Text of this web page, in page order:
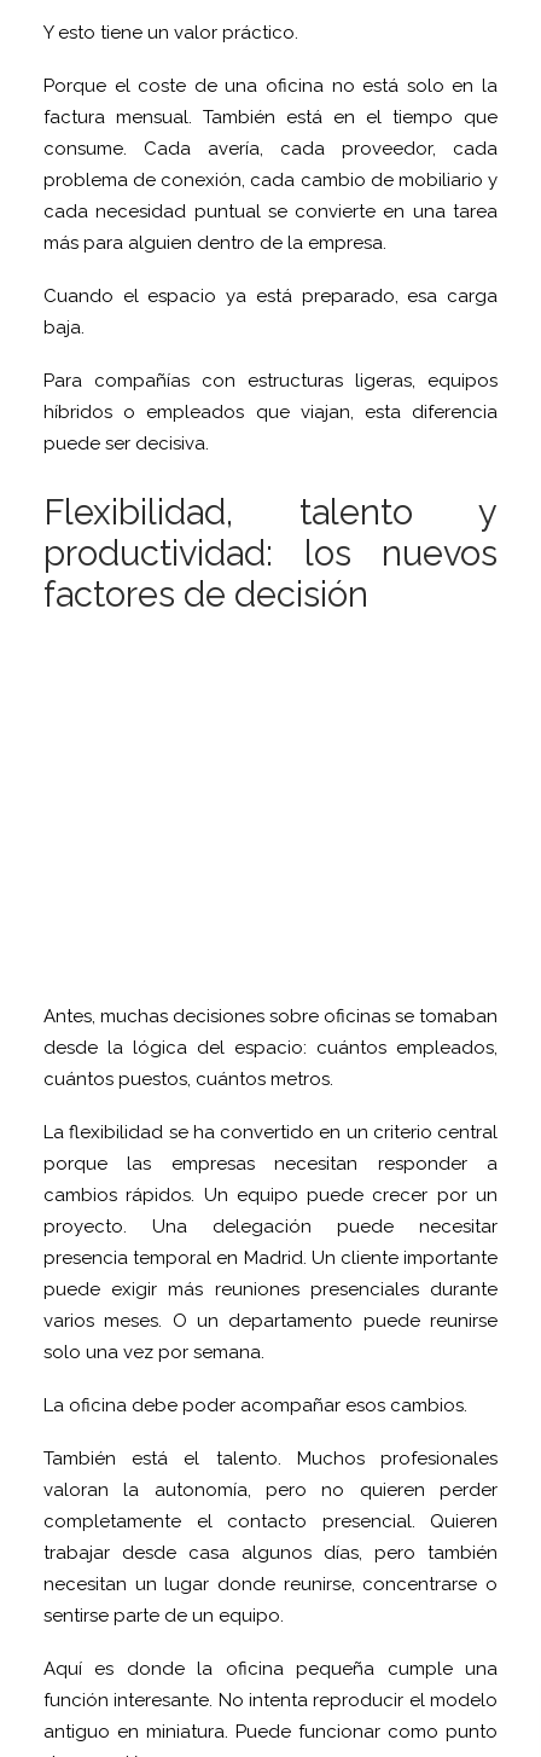
Y esto tiene un valor práctico.
Porque el coste de una oficina no está solo en la
factura mensual. También está en el tiempo que
consume. Cada avería, cada proveedor, cada
problema de conexión, cada cambio de mobiliario y
cada necesidad puntual se convierte en una tarea
más para alguien dentro de la empresa.
Cuando el espacio ya está preparado, esa carga
baja.
Para compañías con estructuras ligeras, equipos
híbridos o empleados que viajan, esta diferencia
puede ser decisiva.
Flexibilidad, talento y
productividad: los nuevos
factores de decisión
Antes, muchas decisiones sobre oficinas se tomaban
desde la lógica del espacio: cuántos empleados,
cuántos puestos, cuántos metros.
La flexibilidad se ha convertido en un criterio central
porque las empresas necesitan responder a
cambios rápidos. Un equipo puede crecer por un
proyecto. Una delegación puede necesitar
presencia temporal en Madrid. Un cliente importante
puede exigir más reuniones presenciales durante
varios meses. O un departamento puede reunirse
solo una vez por semana.
La oficina debe poder acompañar esos cambios.
También está el talento. Muchos profesionales
valoran la autonomía, pero no quieren perder
completamente el contacto presencial. Quieren
trabajar desde casa algunos días, pero también
necesitan un lugar donde reunirse, concentrarse o
sentirse parte de un equipo.
Aquí es donde la oficina pequeña cumple una
función interesante. No intenta reproducir el modelo
antiguo en miniatura. Puede funcionar como punto